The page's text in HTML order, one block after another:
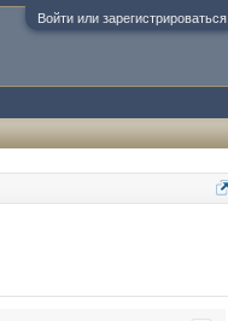
Войти или зарегистрироваться